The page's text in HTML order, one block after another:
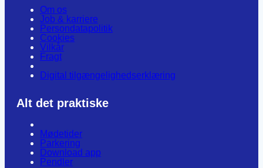
Om os
Job & karriere
Persondatapolitik
Cookies
Vilkår
Fragt
Digital tilgængelighedserklæring
Alt det praktiske
Mødetider
Parkering
Download app
Pendler